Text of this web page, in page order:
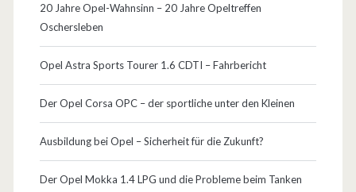
20 Jahre Opel-Wahnsinn – 20 Jahre Opeltreffen
Oschersleben
Opel Astra Sports Tourer 1.6 CDTI – Fahrbericht
Der Opel Corsa OPC – der sportliche unter den Kleinen
Ausbildung bei Opel – Sicherheit für die Zukunft?
Der Opel Mokka 1.4 LPG und die Probleme beim Tanken